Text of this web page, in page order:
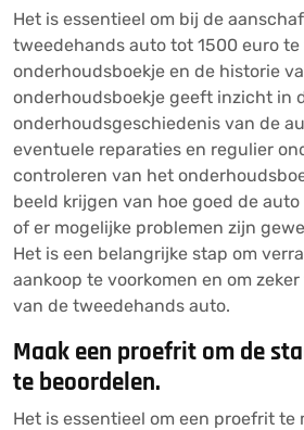
Het is essentieel om bij de
tweedehands auto tot 1500 euro
onderhoudsboekje en de historie
onderhoudsboekje geeft inzicht in
onderhoudsgeschiedenis van de
eventuele reparaties en regulier
controleren van het
beeld krijgen van hoe goed de
of er mogelijke problemen zijn
Het is een belangrijke stap om
aankoop te voorkomen en om
van de tweedehands auto.
Maak een proefrit om de
te beoordelen.
Het is essentieel om een proefrit te